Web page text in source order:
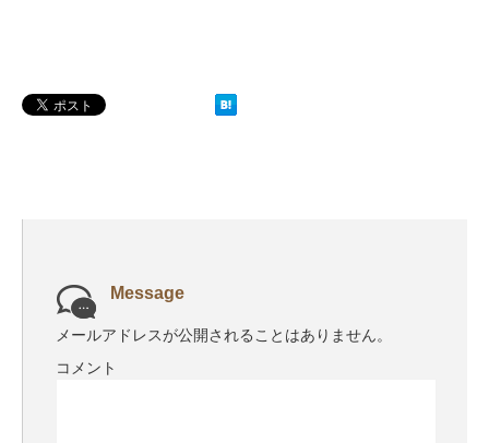
Message
メールアドレスが公開されることはありません。
コメント